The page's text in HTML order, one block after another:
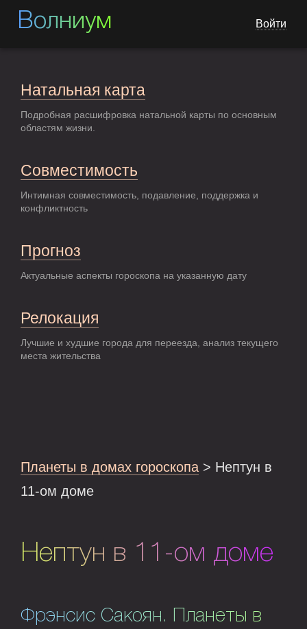
Волниум Войти
Натальная карта
Подробная расшифровка натальной карты по основным
областям жизни.
Совместимость
Интимная совместимость, подавление, поддержка и
конфликтность
Прогноз
Актуальные аспекты гороскопа на указанную дату
Релокация
Лучшие и худшие города для переезда, анализ текущего
места жительства
Планеты в домах гороскопа > Нептун в
11-ом доме
Нептун в 11-ом доме
Фрэнсис Сакоян. Планеты в